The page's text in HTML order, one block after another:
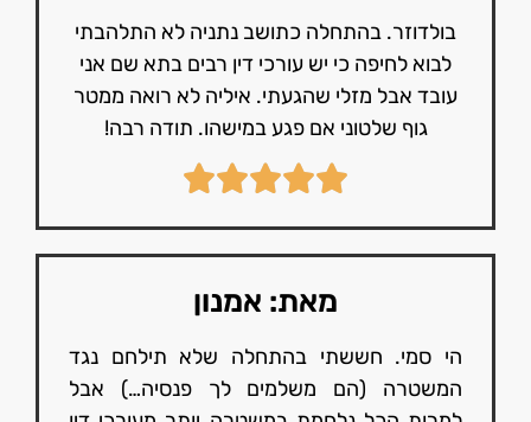
בולדוזר. בהתחלה כתושב נתניה לא התלהבתי
לבוא לחיפה כי יש עורכי דין רבים בתא שם אני
עובד אבל מזלי שהגעתי. איליה לא רואה ממטר
גוף שלטוני אם פגע במישהו. תודה רבה!
מאת: אמנון
הי סמי. חששתי בהתחלה שלא תילחם נגד
המשטרה (הם משלמים לך פנסיה…) אבל